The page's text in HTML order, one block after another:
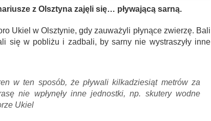
z Olsztyna zajęli się… pływającą sarną.
Ukiel w Olsztynie, gdy zauważyli płynące zwierzę. Bali
się w pobliżu i zadbali, by sarny nie wystraszyły inne
w ten sposób, że pływali kilkadziesiąt metrów za
nie wpłynęły inne jednostki, np. skutery wodne
Ukiel